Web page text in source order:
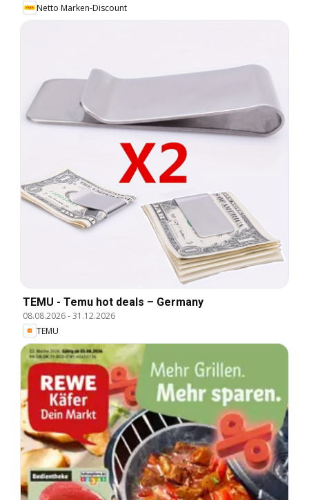
Netto Marken-Discount
TEMU - Temu hot deals – Germany
08.08.2026-31.12.2026
TEMU